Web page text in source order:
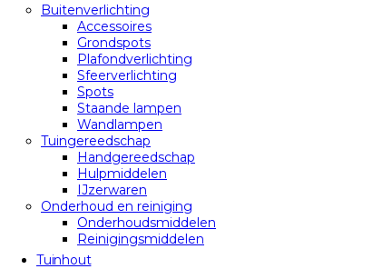
Buitenverlichting
Accessoires
Grondspots
Plafondverlichting
Sfeerverlichting
Spots
Staande lampen
Wandlampen
Tuingereedschap
Handgereedschap
Hulpmiddelen
IJzerwaren
Onderhoud en reiniging
Onderhoudsmiddelen
Reinigingsmiddelen
Tuinhout